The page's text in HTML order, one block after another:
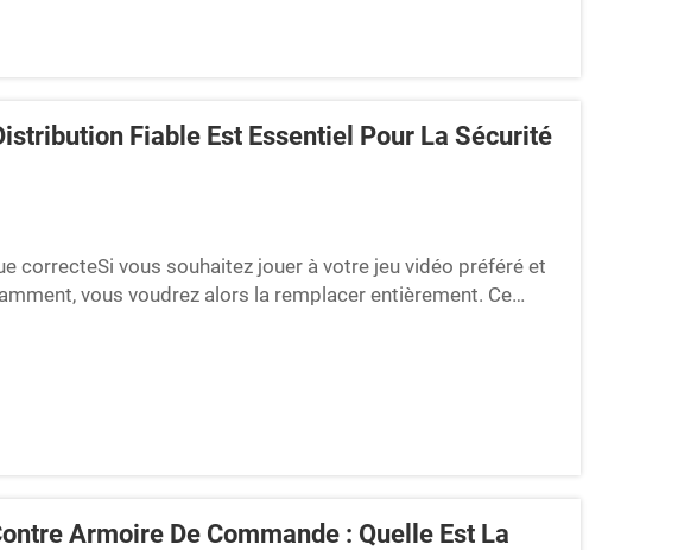
Fiable Est Essentiel Pour La Sécurité
correcteSi vous souhaitez jouer à votre jeu vidéo préféré et
vous voudrez alors la remplacer entièrement. Ce
même façon, un jeu vidéo a besoin d'énergie pour
Armoire De Commande : Quelle Est La